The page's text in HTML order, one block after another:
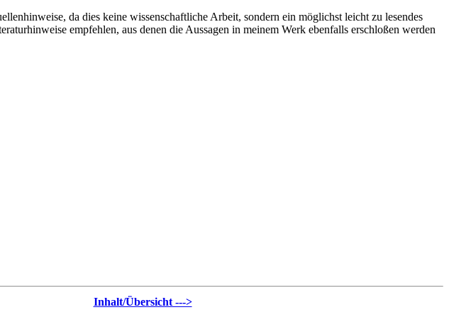
da dies keine wissenschaftliche Arbeit, sondern ein möglichst leicht zu lesendes
empfehlen, aus denen die Aussagen in meinem Werk ebenfalls erschloßen werden
Inhalt/Übersicht --->